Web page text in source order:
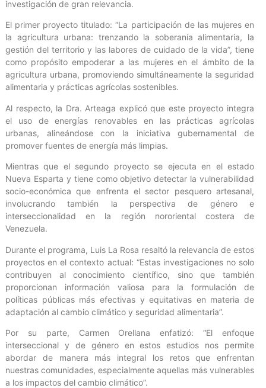
investigación de gran relevancia.
El primer proyecto titulado: “La participación de las mujeres en
la agricultura urbana: trenzando la soberanía alimentaria, la
gestión del territorio y las labores de cuidado de la vida”, tiene
como propósito empoderar a las mujeres en el ámbito de la
agricultura urbana, promoviendo simultáneamente la seguridad
alimentaria y prácticas agrícolas sostenibles.
Al respecto, la Dra. Arteaga explicó que este proyecto integra
el uso de energías renovables en las prácticas agrícolas
urbanas, alineándose con la iniciativa gubernamental de
promover fuentes de energía más limpias.
Mientras que el segundo proyecto se ejecuta en el estado
Nueva Esparta y tiene como objetivo detectar la vulnerabilidad
socio-económica que enfrenta el sector pesquero artesanal,
involucrando también la perspectiva de género e
interseccionalidad en la región nororiental costera de
Venezuela.
Durante el programa, Luis La Rosa resaltó la relevancia de estos
proyectos en el contexto actual: “Estas investigaciones no solo
contribuyen al conocimiento científico, sino que también
proporcionan información valiosa para la formulación de
políticas públicas más efectivas y equitativas en materia de
adaptación al cambio climático y seguridad alimentaria”.
Por su parte, Carmen Orellana enfatizó: “El enfoque
interseccional y de género en estos estudios nos permite
abordar de manera más integral los retos que enfrentan
nuestras comunidades, especialmente aquellas más vulnerables
a los impactos del cambio climático”.